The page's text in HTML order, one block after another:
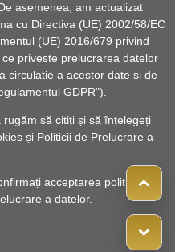
asemenea, am actualizat
cu Directiva (UE) 2002/58/EC
(UE) 2016/679 privind
priveste prelucrarea datelor
circulatie a acestor date si de
GDPR").
să citiți și să înțelegeți
și Politicii de Prelucrare a
acceptarea politicii de
a datelor.